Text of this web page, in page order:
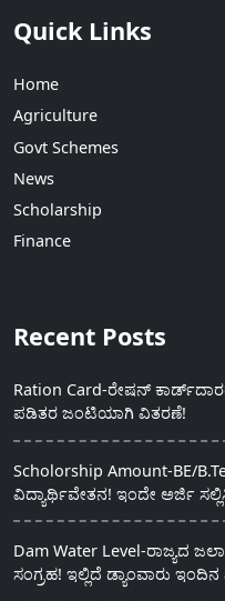
Quick Links
Home
Agriculture
Govt Schemes
News
Scholarship
Finance
Recent Posts
Ration Card-ರೇಷನ್
ಪಡಿತರ ಜಂಟಿಯಾಗಿ ವಿತರಣೆ!
Scholorship Amount-BE/
ವಿದ್ಯಾರ್ಥಿವೇತನ! ಇಂದೇ ಅರ್ಜಿ
Dam Water Level-ರಾಜ್ಯದ
ಸಂಗ್ರಹ! ಇಲ್ಲಿದೆ ಡ್ಯಾಂವಾರು